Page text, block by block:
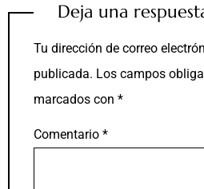
Deja una
Tu dirección de correo
publicada. Los campos
marcados con *
Comentario *